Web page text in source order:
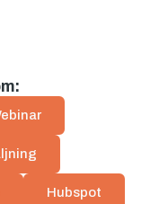
Hubspot